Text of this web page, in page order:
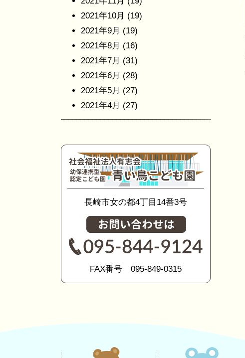
2021年10月 (19)
2021年9月 (19)
2021年8月 (16)
2021年7月 (31)
2021年6月 (28)
2021年5月 (27)
2021年4月 (27)
長崎市女の都4丁目14番3号
FAX番号 095-849-0315